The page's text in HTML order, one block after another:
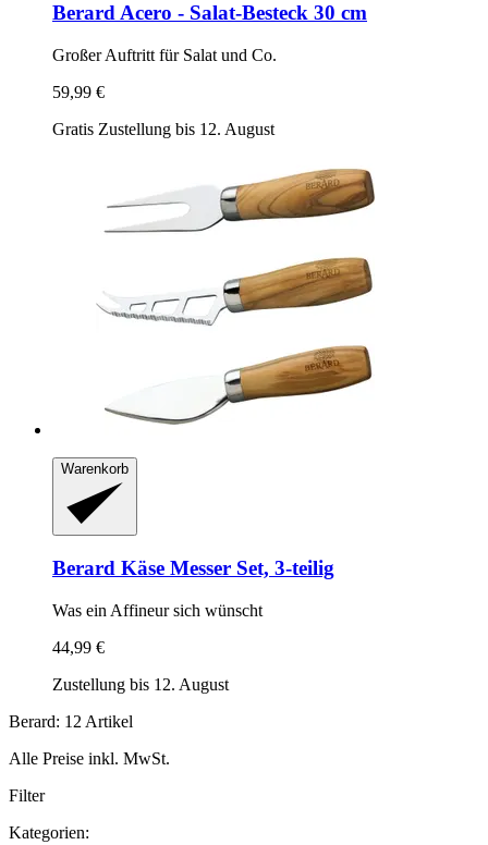
Berard Acero -​ Salat-​Besteck 30 cm
Großer Auftritt für Salat und Co.
59,99 €
Gratis Zustellung bis 12. August
Warenkorb
Berard Käse Messer Set, 3-​teilig
Was ein Affineur sich wünscht
44,99 €
Zustellung bis 12. August
Berard: 12 Artikel
Alle Preise inkl. MwSt.
Filter
Kategorien: